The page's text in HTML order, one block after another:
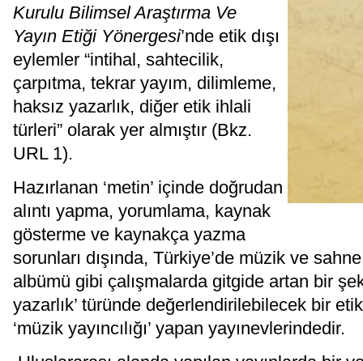
Kurulu Bilimsel Araştırma Ve
Yayın Etiği Yönergesi’nde etik dışı
eylemler “intihal, sahtecilik,
çarpıtma, tekrar yayım, dilimleme,
haksız yazarlık, diğer etik ihlali
türleri” olarak yer almıştır (Bkz.
URL 1).
Hazırlanan ‘metin’ içinde doğrudan
alıntı yapma, yorumlama, kaynak
gösterme ve kaynakça yazma
sorunları dışında, Türkiye’de müzik ve
albümü gibi çalışmalarda gitgide artan bir
yazarlık’ türünde değerlendirilebilecek bir
‘müzik yayıncılığı’ yapan yayınevlerindedir.